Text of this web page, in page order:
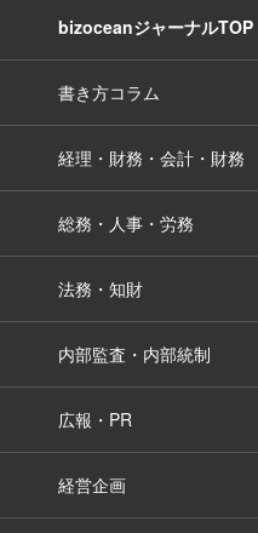
bizoceanジャーナルTOP
書き方コラム
経理・財務・会計・財務
総務・人事・労務
法務・知財
内部監査・内部統制
広報・PR
経営企画